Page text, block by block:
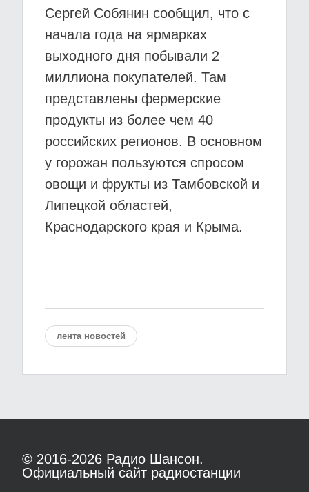
Сергей Собянин сообщил, что с
начала года на ярмарках
выходного дня побывали 2
миллиона покупателей. Там
представлены фермерские
продукты из более чем 40
российских регионов. В основном
у горожан пользуются спросом
овощи и фрукты из Тамбовской и
Липецкой областей,
Краснодарского края и Крыма.
лента новостей
© 2016-2026 Радио Шансон.
Официальный сайт радиостанции